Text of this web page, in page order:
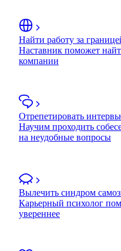
Найти работу за
Наставник поможет
компании
Отрепетировать
Научим проходить
на неудобные вопросы
Вылечить синдром
Карьерный психолог
увереннее